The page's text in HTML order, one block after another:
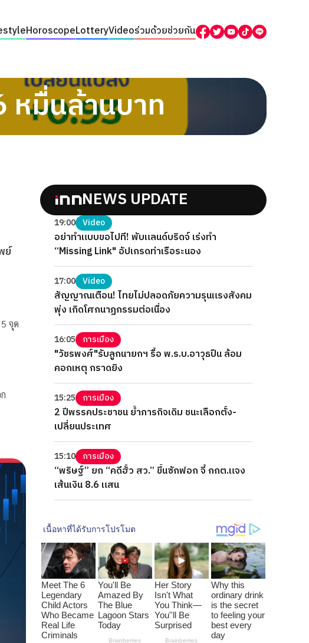
HoroscopeLotteryVideoร่วมด้วยช่วยกัน
หมื่นล้านบาท
ย์
จุด
NEWS UPDATE
19:00 Video
อย่าทำแบบขอไปที! พับแลนด์บริดจ์ เร่งทำ
“Missing Link" อัปเกรดท่าเรือระนอง
17:00 Video
สัญญาณเตือน! ไทยไม่ปลอดภัยความรุนแรงสังคม
พุ่ง เกิดโศกนาฏกรรมต่อเนื่อง
16:05 การเมือง
"วัชรพงศ์"รับลูกนายกฯ รื้อ พ.ร.บ.อาวุธปืน ล้อม
คอกเหตุ กราดยิง
15:25 การเมือง
2 ปีพรรคประชาชน ย้ำภารกิจเดิม ชนะเลือกตั้ง-
เปลี่ยนประเทศ
15:10 การเมือง
“พริษฐ์” ยก “คดีฮั้ว สว.” ขึ้นซักฟอก จี้ กกต.แจง
เส้นเงิน 8.6 แสน